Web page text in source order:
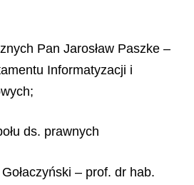
Pan Jarosław Paszke –
Informatyzacji i
ds. prawnych
– prof. dr hab.